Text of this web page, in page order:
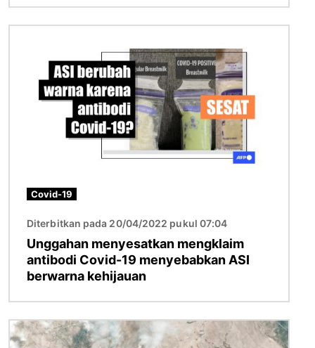
Covid-19
Diterbitkan pada 20/04/2022 pukul 07:04
Unggahan menyesatkan mengklaim
antibodi Covid-19 menyebabkan ASI
berwarna kehijauan
Gambar